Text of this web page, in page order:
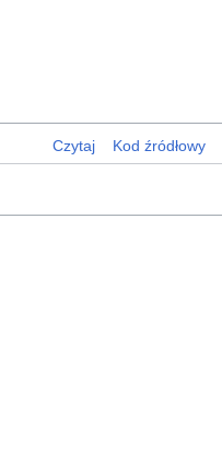
Czytaj Kod źródłowy